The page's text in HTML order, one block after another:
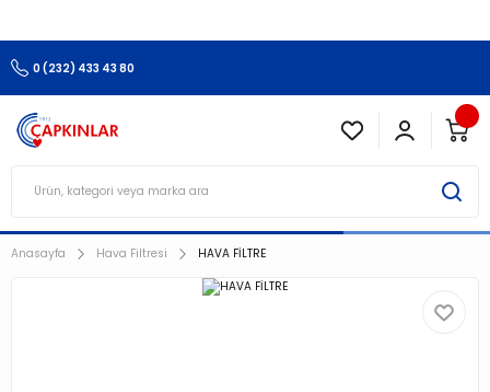
0 (232) 433 43 80
Anasayfa Hava Filtresi HAVA FİLTRE